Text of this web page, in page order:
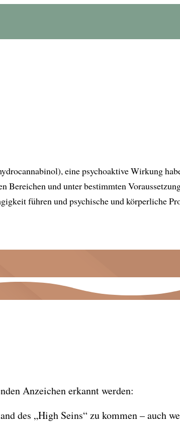
eine psychoaktive Wirkung
Bereichen und unter bestimmten
führen und psychische und körperliche
Anzeichen erkannt werden:
des „High Seins“ zu kommen – auch